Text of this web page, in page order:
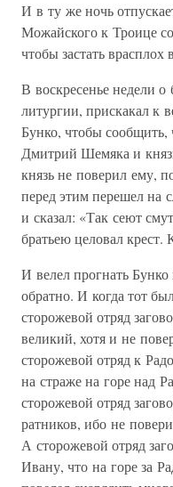
И в ту же ночь
Можайского к Троице
чтобы застать врасплох
В воскресенье недели
литургии, прискакал к
Бунко, чтобы сообщить,
Дмитрий Шемяка и
князь не поверил ему,
перед этим перешел на
и сказал: «Так сеют
братьею целовал крест.
И велел прогнать
обратно. И когда тот
сторожевой отряд
великий, хотя и не
сторожевой отряд к
на страже на горе над
сторожевой отряд
ратников, ибо не
А сторожевой отряд
Ивану, что на горе за